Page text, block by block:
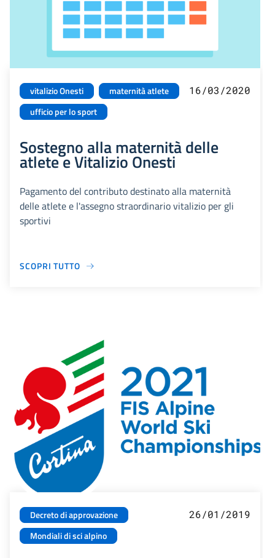
vitalizio Onesti
maternità atlete
ufficio per lo sport
16/03/2020
Sostegno alla maternità delle
atlete e Vitalizio Onesti
Pagamento del contributo destinato alla maternità
delle atlete e l'assegno straordinario vitalizio per gli
sportivi
SCOPRI TUTTO
Decreto di approvazione
Mondiali di sci alpino
26/01/2019